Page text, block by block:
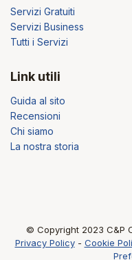
Servizi Gratuiti
Servizi Business
Tutti i Servizi
Link utili
Guida al sito
Recensioni
Chi siamo
La nostra storia
© Copyright 2023 C&P
Privacy Policy- Cookie